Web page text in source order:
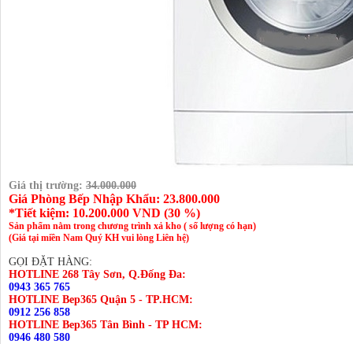
Giá thị trường: 34.000.000
Giá Phòng Bếp Nhập Khẩu: 23.800.000
*Tiết kiệm: 10.200.000 VND (30 %)
Sản phẩm nằm trong chương trình xả kho ( số lượng có hạn)
(Giá tại miền Nam Quý KH vui lòng Liên hệ)
GỌI ĐẶT HÀNG:
HOTLINE 268 Tây Sơn, Q.Đống Đa:
0943 365 765
HOTLINE Bep365 Quận 5 - TP.HCM:
0912 256 858
HOTLINE Bep365 Tân Bình - TP HCM:
0946 480 580